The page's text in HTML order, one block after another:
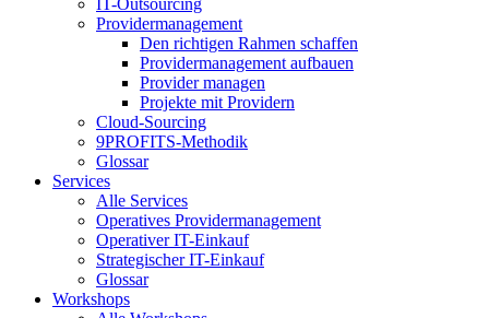
IT-Outsourcing
Providermanagement
Den richtigen Rahmen schaffen
Providermanagement aufbauen
Provider managen
Projekte mit Providern
Cloud-Sourcing
9PROFITS-Methodik
Glossar
Services
Alle Services
Operatives Providermanagement
Operativer IT-Einkauf
Strategischer IT-Einkauf
Glossar
Workshops